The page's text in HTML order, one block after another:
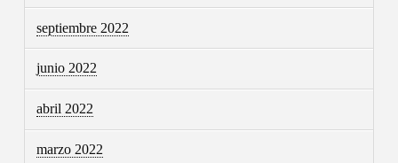
septiembre 2022
junio 2022
abril 2022
marzo 2022